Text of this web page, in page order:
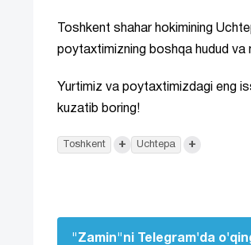
Toshkent shahar hokimining
poytaxtimizning boshqa hudud va
Yurtimiz va poytaxtimizdagi eng
kuzatib boring!
Toshkent + Uchtepa +
"Zamin"ni Telegram'da